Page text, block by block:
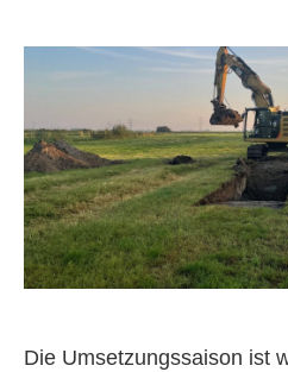
Die Umsetzungssaison ist